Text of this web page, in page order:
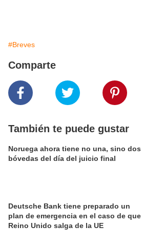
#Breves
Comparte
También te puede gustar
Noruega ahora tiene no una, sino dos
bóvedas del día del juicio final
Deutsche Bank tiene preparado un
plan de emergencia en el caso de que
Reino Unido salga de la UE